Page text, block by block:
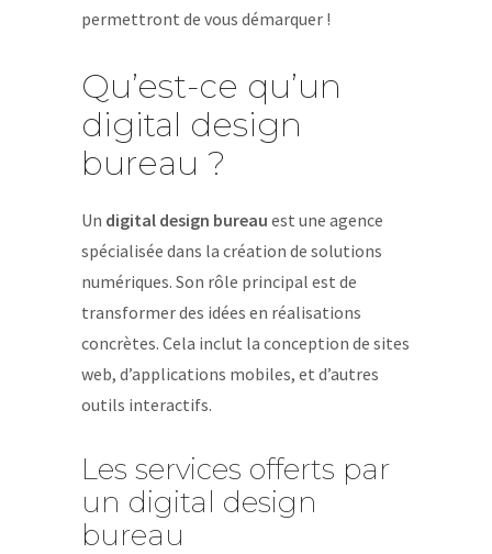
permettront de vous démarquer !
Qu’est-ce qu’un
digital design
bureau ?
Un digital design bureau est une agence
spécialisée dans la création de solutions
numériques. Son rôle principal est de
transformer des idées en réalisations
concrètes. Cela inclut la conception de sites
web, d’applications mobiles, et d’autres
outils interactifs.
Les services offerts par
un digital design
bureau